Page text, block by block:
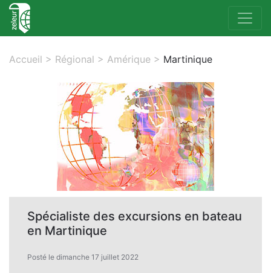
Accueil > Régional > Amérique > Martinique
Spécialiste des excursions en bateau
en Martinique
Posté le dimanche 17 juillet 2022